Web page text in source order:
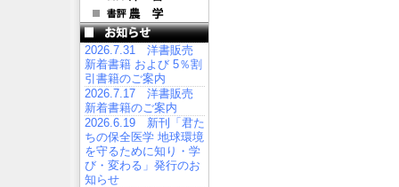
2026.7.31 洋書販売
新着書籍 および 5％割
引書籍のご案内
2026.7.17 洋書販売
新着書籍のご案内
2026.6.19 新刊「君た
ちの保全医学 地球環境
を守るために知り・学
び・変わる」発行のお
知らせ